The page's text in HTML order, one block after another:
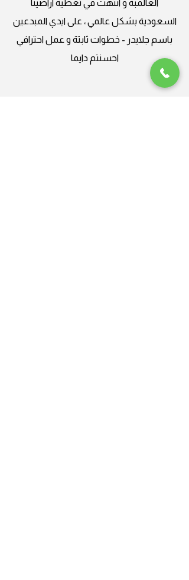
العالمبة و انتهت في تغطية اراضينا
السعودية بشكل عالمي ، على ايدي المبدعين
باسم جلايدر - خطوات ثابتة و عمل احترافي
احسنتم دايما